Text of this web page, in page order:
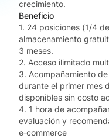
crecimiento.
Beneficio
1. 24 posiciones (1/4
almacenamiento
3 meses.
2. Acceso ilimitado
3. Acompañamiento
durante el primer mes
disponibles sin costo
4. 1 hora de
evaluación y
e‑commerce